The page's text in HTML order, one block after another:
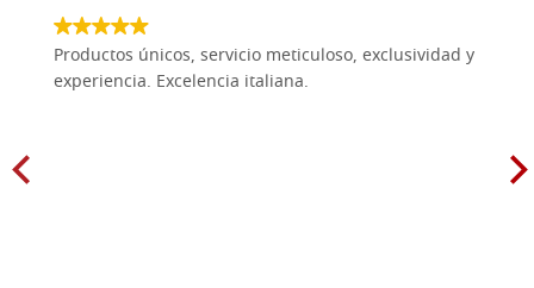
Productos únicos, servicio meticuloso, exclusividad y
experiencia. Excelencia italiana.